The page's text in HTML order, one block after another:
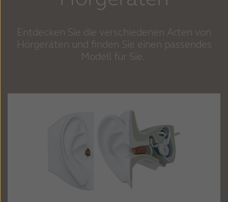
Entdecken Sie die verschiedenen Arten von
Hörgeräten und finden Sie einen passendes
Modell für Sie.